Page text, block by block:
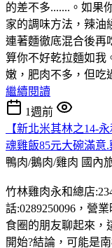
的差不多.......。如果
家的調味方法，辣油
連著麵徹底混合後再
算你不好乾拉麵如我
嫩，肥肉不多，但吃
繼續閱讀
1週前
【新北米其林之14-
魂雞飯85元大碗滿意
鴨肉/鵝肉/雞肉 國內
竹林雞肉永和總店
話:0289250096，營
食圈的朋友聊起來，
開始?結論，可能是